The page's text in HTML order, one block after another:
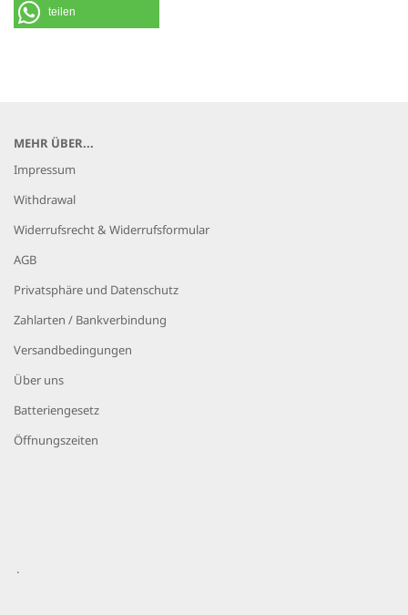
teilen
MEHR ÜBER...
Impressum
Withdrawal
Widerrufsrecht & Widerrufsformular
AGB
Privatsphäre und Datenschutz
Zahlarten / Bankverbindung
Versandbedingungen
Über uns
Batteriengesetz
Öffnungszeiten
.